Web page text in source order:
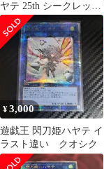
ヤテ 25th シークレット
レア
¥3,000
遊戯王 閃刀姫ハヤテ イ
ラスト違い クオシク